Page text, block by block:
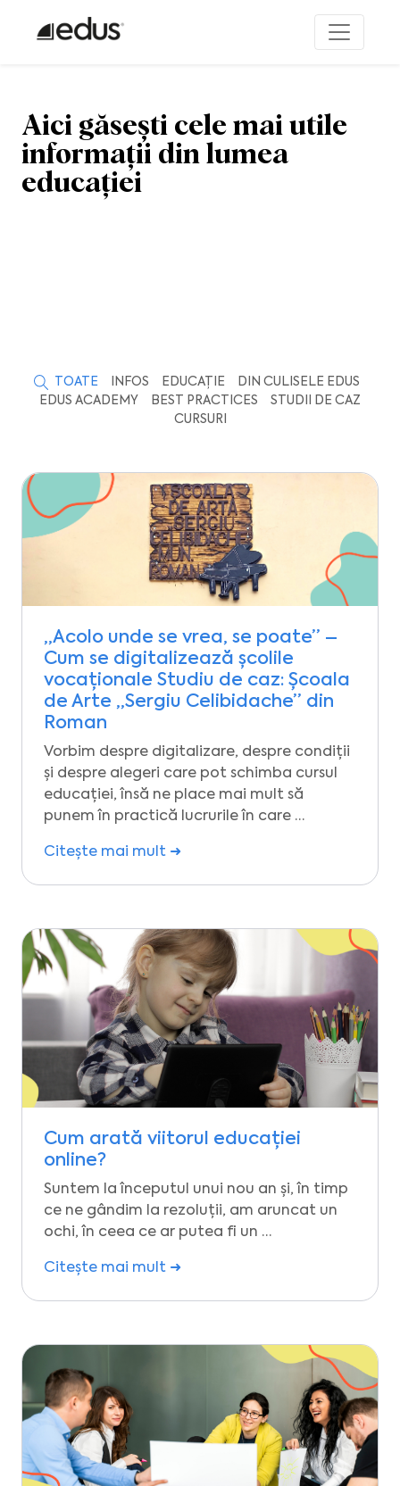
Aici găsești cele mai utile
informații din lumea
educației
TOATE INFOS EDUCAȚIE
DIN CULISELE EDUS
EDUS ACADEMY
BEST PRACTICES
STUDII DE CAZ
CURSURI
„Acolo unde se vrea, se poate” –
Cum se digitalizează școlile
vocaționale Studiu de caz: Școala
de Arte „Sergiu Celibidache” din
Roman
Vorbim despre digitalizare, despre condiții
și despre alegeri care pot schimba cursul
educației, însă ne place mai mult să
punem în practică lucrurile în care …
Citește mai mult ➜
Cum arată viitorul educației
online?
Suntem la începutul unui nou an și, în timp
ce ne gândim la rezoluții, am aruncat un
ochi, în ceea ce ar putea fi un …
Citește mai mult ➜